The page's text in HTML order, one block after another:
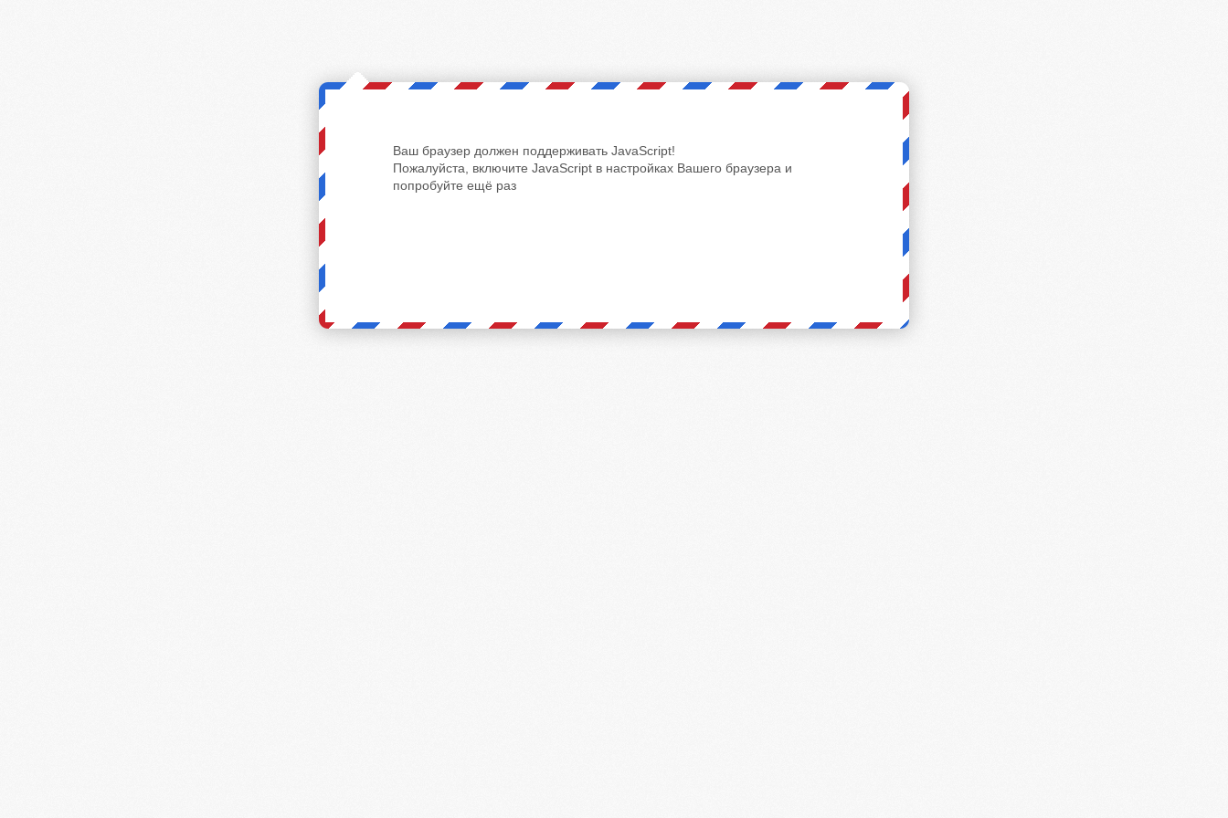
Ваш браузер должен поддерживать JavaScript!
Пожалуйста, включите JavaScript в настройках Вашего браузера и
попробуйте ещё раз